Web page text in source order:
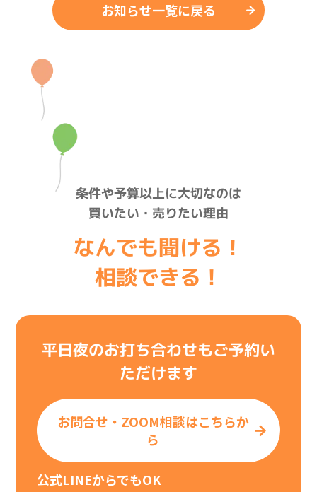
お知らせ一覧に戻る
条件や予算以上に大切なのは
買いたい・売りたい理由
なんでも聞ける！
相談できる！
平日夜のお打ち合わせもご予約い
ただけます
お問合せ・ZOOM相談はこちらか
ら
公式LINEからでもOK